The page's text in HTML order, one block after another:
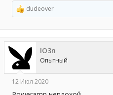
Р
е
а
к
ц
и
и
:
dudeover
IO3n
Опытный
12 Июл 2020